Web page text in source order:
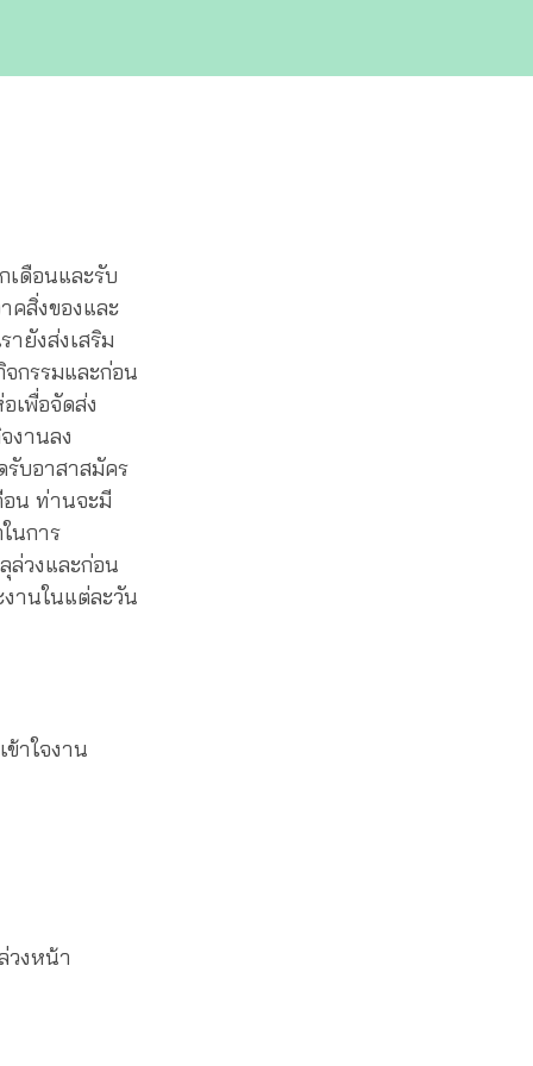
เดือนและรับ
คสิ่งของและ
ยังส่งเสริม
กรรมและก่อน
เพื่อจัดส่ง
งานลง
รับอาสาสมัคร
อน ท่านจะมี
นการ
ล่วงและก่อน
านในแต่ละวัน
าใจงาน
วงหน้า